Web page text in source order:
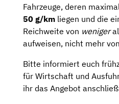
Fahrzeuge, deren
50 g/km liegen und die
Reichweite von weniger
aufweisen, nicht mehr
Bitte informiert euch
für Wirtschaft und
ihr das Angebot